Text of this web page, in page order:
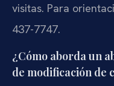
visitas. Para
437-7747.
¿Cómo aborda un
de modificación de